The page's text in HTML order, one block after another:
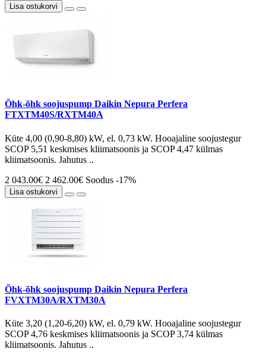
Lisa ostukorvi
Õhk-õhk soojuspump Daikin Nepura Perfera
FTXTM40S/RXTM40A
Küte 4,00 (0,90-8,80) kW, el. 0,73 kW. Hooajaline soojustegur
SCOP 5,51 keskmises kliimatsoonis ja SCOP 4,47 külmas
kliimatsoonis. Jahutus ..
2 043.00€ 2 462.00€ Soodus -17%
Lisa ostukorvi
Õhk-õhk soojuspump Daikin Nepura Perfera
FVXTM30A/RXTM30A
Küte 3,20 (1,20-6,20) kW, el. 0,79 kW. Hooajaline soojustegur
SCOP 4,76 keskmises kliimatsoonis ja SCOP 3,74 külmas
kliimatsoonis. Jahutus ..